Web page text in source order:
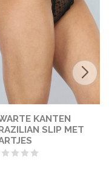
KANTEN
SLIP MET